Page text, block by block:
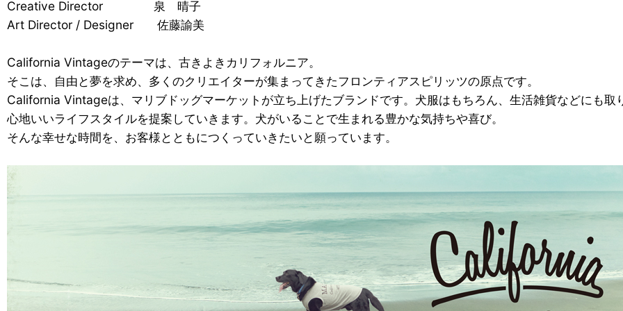
Creative Director 泉 晴子
Art Director / Designer 佐藤諭美
California Vintageのテーマは、古きよきカリフォルニア。
そこは、自由と夢を求め、多くのクリエイターが集まってきたフロンティアスピリッツの原点です。
California Vintageは、マリブドッグマーケットが立ち上げたブランドです。犬服はもちろん、生活雑貨などにも取
心地いいライフスタイルを提案していきます。犬がいることで生まれる豊かな気持ちや喜び。
そんな幸せな時間を、お客様とともにつくっていきたいと願っています。